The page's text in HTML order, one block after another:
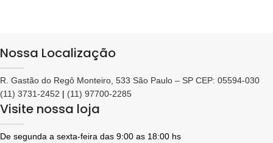
Nossa Localização
R. Gastão do Regô Monteiro, 533 São Paulo – SP CEP: 05594-030
(11) 3731-2452 | (11) 97700-2285
Visite nossa loja
De segunda a sexta-feira das 9:00 as 18:00 hs